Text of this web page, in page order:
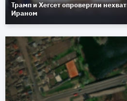
Трамп и Хегсет опровергли
Ираном